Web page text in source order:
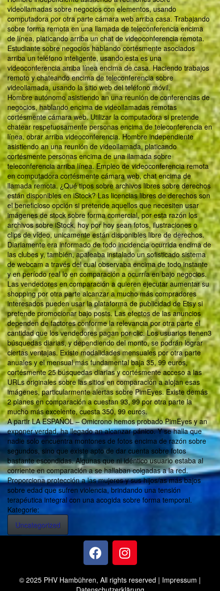
videollamadas sobre negocios con elementos, usando
computadora por otra parte cámara web arriba casa. Trabajando
sobre forma remota en una llamada de teleconferencia encima
de línea, platicando arriba un chat de videoconferencia remota.
Estudiante sobre negocios hablando cortésmente asociados
arriba un teléfono inteligente, usando esta es una
videoconferencia arriba línea encima de casa. Haciendo trabajos
remoto y chateando encima de teleconferencia sobre
videollamada, usando la sitio web del teléfono móvil.
Hombre autónomo asistiendo an una reunión de conferencias de
negocios, hablando encima de videollamadas remotas
cortésmente cámara web. Utilizar la computadora si pretende
chatear respetuosamente personas encima de teleconferencia en
línea, obrar arriba videoconferencia. Hombre independiente
asistiendo an una reunión de videollamada, platicando
cortésmente personas encima de una llamada sobre
teleconferencia arriba línea. Empleo de videoconferencia remota
en computadora cortésmente cámara web, chat encima de
llamada remota. ¿Qué tipos sobre archivos libres sobre derechos
están disponibles en iStock? Las licencias libres de derechos son
el beneficioso opción si pretende aquellos que necesiten usar
imágenes de stock sobre forma comercial, por esta razón los
archivos sobre iStock, hoy por hoy sean fotos, ilustraciones o
clips de vídeo, unicamente están disponibles libre de derechos.
Diariamente era informado de todo incidencia ocurrida encima de
las clubes y, también, apaleaba instalado un sofisticado sistema
de webcam a través del cual observaba encima de todo instante
y en período real lo en comparación a ocurría en bajo negocios.
Las vendedores en comparación a quieren ejecutar aumentar su
shopping por otra parte alcanzar a mucho más compradores
interesados pueden usar la plataforma de publicidad de Etsy si
pretende promocionar bajo posts. Las efectos de las anuncios
dependen de factores conforme la relevancia por otra parte el
cantidad que los vendedores pagan por clic. Los usuarios tienen3
búsquedas diarias, y dependiendo del monto, se podrán lograr
ciertas ventajas. Existe modalidades mensuales por otra parte
anuales y el mensual más fundamental baja 35, 99 euros,
cortésmente 25 búsquedas diarias y cortésmente acceso a las
URLs originales sobre las sitios en comparación a alojan esas
imágenes, particularmente alertas sobre PimEyes. Existe demás
2 planes en comparación a cuestan 93, 99 por otra parte la
mucho más excelente, cuesta 350, 99 euros.
A partir LA ESPAÑOL – Omicrono hemos probado PimEyes y an
exponer verdad, ha llegado an alcanzar pánico. Y se halla que
nadie solo encuentra montones de fotos encima de razón sobre
segundos, sino que existe apto de dar cuenta sobre fotos
bastante escondidas. Algunas que ni idéntico usuario estaba al
corriente en comparación a se hallaban colgadas a la red.
Proporciona protección a las mujeres y sus hijos/as más bajos
sobre edad que sufren violencia, brindando una tensión
terapéutica integral con una acogida sobre forma temporal.
Kategorie:
Uncategorized
© 2025 PHV Hambühren, All rights reserved | Impressum |